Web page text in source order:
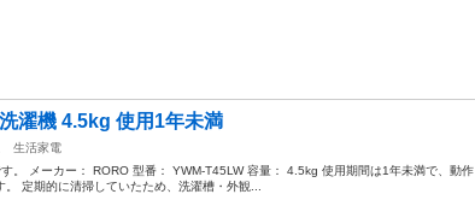
濯機 4.5kg 使用1年未満
生活家電
。 メーカー： RORO 型番： YWM-T45LW 容量： 4.5kg 使用期間は1年未満で、動作
定期的に清掃していたため、洗濯槽・外観...